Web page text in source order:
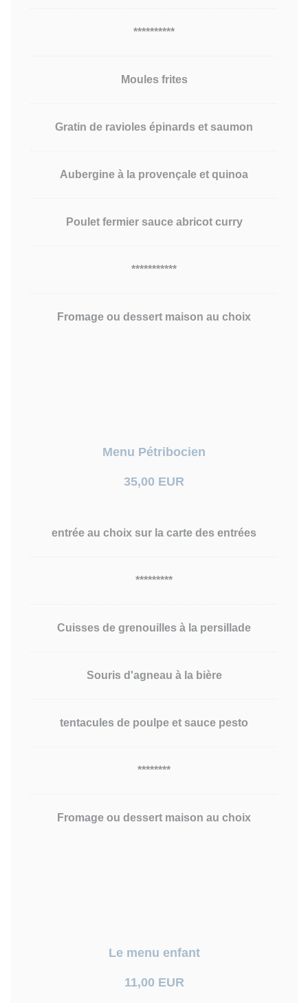
**********
Moules frites
Gratin de ravioles épinards et saumon
Aubergine à la provençale et quinoa
Poulet fermier sauce abricot curry
***********
Fromage ou dessert maison au choix
Menu Pétribocien
35,00 EUR
entrée au choix sur la carte des entrées
*********
Cuisses de grenouilles à la persillade
Souris d'agneau à la bière
tentacules de poulpe et sauce pesto
********
Fromage ou dessert maison au choix
Le menu enfant
11,00 EUR